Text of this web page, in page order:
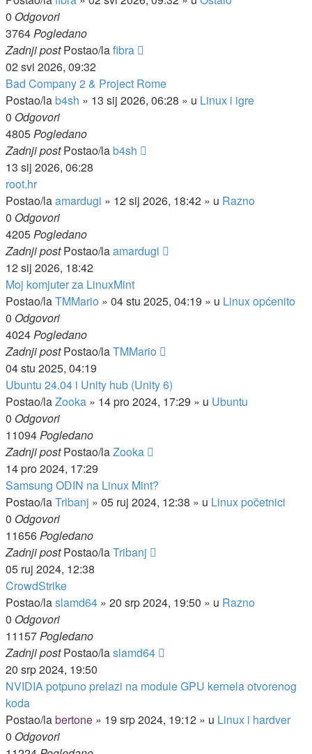
0 Odgovori
3764Pogledano
Zadnji postPostao/lafibra
02 svi 2026, 09:32
Bad Company 2 & Project Rome
Postao/lab4sh » 13 sij 2026, 06:28 » u Linux i igre
0 Odgovori
4805Pogledano
Zadnji postPostao/lab4sh
13 sij 2026, 06:28
root.hr
Postao/laamardugi » 12 sij 2026, 18:42 » u Razno
0 Odgovori
4205Pogledano
Zadnji postPostao/laamardugi
12 sij 2026, 18:42
Moj komjuter za LinuxMint
Postao/laTMMario » 04 stu 2025, 04:19 » u Linux općenito
0 Odgovori
4024Pogledano
Zadnji postPostao/laTMMario
04 stu 2025, 04:19
Ubuntu 24.04 i Unity hub (Unity 6)
Postao/laZooka » 14 pro 2024, 17:29 » u Ubuntu
0 Odgovori
11094Pogledano
Zadnji postPostao/laZooka
14 pro 2024, 17:29
Samsung ODIN na Linux Mint?
Postao/laTribanj » 05 ruj 2024, 12:38 » u Linux početnici
0 Odgovori
11656Pogledano
Zadnji postPostao/laTribanj
05 ruj 2024, 12:38
CrowdStrike
Postao/laslamd64 » 20 srp 2024, 19:50 » u Razno
0 Odgovori
11157Pogledano
Zadnji postPostao/laslamd64
20 srp 2024, 19:50
NVIDIA potpuno prelazi na module GPU kernela otvorenog
koda
Postao/labertone » 19 srp 2024, 19:12 » u Linux i hardver
0 Odgovori